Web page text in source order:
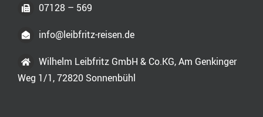
07128 – 569
info@leibfritz-reisen.de
Wilhelm Leibfritz GmbH & Co.KG, Am Genkinger
Weg 1/1, 72820 Sonnenbühl